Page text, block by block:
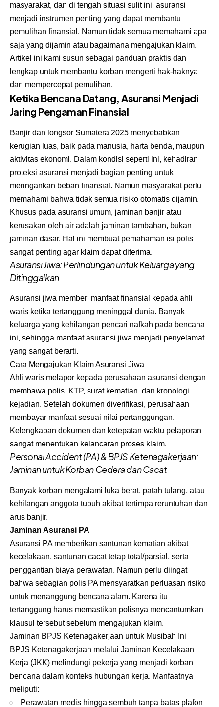
masyarakat, dan di tengah situasi sulit ini, asuransi
menjadi instrumen penting yang dapat membantu
pemulihan finansial. Namun tidak semua memahami apa
saja yang dijamin atau bagaimana mengajukan klaim.
Artikel ini kami susun sebagai panduan praktis dan
lengkap untuk membantu korban mengerti hak-haknya
dan mempercepat pemulihan.
Ketika Bencana Datang, Asuransi Menjadi
Jaring Pengaman Finansial
Banjir dan longsor Sumatera 2025 menyebabkan
kerugian luas, baik pada manusia, harta benda, maupun
aktivitas ekonomi. Dalam kondisi seperti ini, kehadiran
proteksi asuransi menjadi bagian penting untuk
meringankan beban finansial. Namun masyarakat perlu
memahami bahwa tidak semua risiko otomatis dijamin.
Khusus pada asuransi umum, jaminan banjir atau
kerusakan oleh air adalah jaminan tambahan, bukan
jaminan dasar. Hal ini membuat pemahaman isi polis
sangat penting agar klaim dapat diterima.
Asuransi Jiwa: Perlindungan untuk Keluarga yang
Ditinggalkan
Asuransi jiwa memberi manfaat finansial kepada ahli
waris ketika tertanggung meninggal dunia. Banyak
keluarga yang kehilangan pencari nafkah pada bencana
ini, sehingga manfaat asuransi jiwa menjadi penyelamat
yang sangat berarti.
Cara Mengajukan Klaim Asuransi Jiwa
Ahli waris melapor kepada perusahaan asuransi dengan
membawa polis, KTP, surat kematian, dan kronologi
kejadian. Setelah dokumen diverifikasi, perusahaan
membayar manfaat sesuai nilai pertanggungan.
Kelengkapan dokumen dan ketepatan waktu pelaporan
sangat menentukan kelancaran proses klaim.
Personal Accident (PA) & BPJS Ketenagakerjaan:
Jaminan untuk Korban Cedera dan Cacat
Banyak korban mengalami luka berat, patah tulang, atau
kehilangan anggota tubuh akibat tertimpa reruntuhan dan
arus banjir.
Jaminan Asuransi PA
Asuransi PA memberikan santunan kematian akibat
kecelakaan, santunan cacat tetap total/parsial, serta
penggantian biaya perawatan. Namun perlu diingat
bahwa sebagian polis PA mensyaratkan perluasan risiko
untuk menanggung bencana alam. Karena itu
tertanggung harus memastikan polisnya mencantumkan
klausul tersebut sebelum mengajukan klaim.
Jaminan BPJS Ketenagakerjaan untuk Musibah Ini
BPJS Ketenagakerjaan melalui Jaminan Kecelakaan
Kerja (JKK) melindungi pekerja yang menjadi korban
bencana dalam konteks hubungan kerja. Manfaatnya
meliputi:
Perawatan medis hingga sembuh tanpa batas plafon